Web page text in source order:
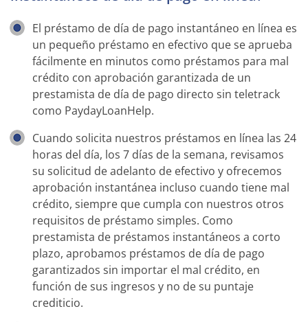
El préstamo de día de pago instantáneo en línea es
un pequeño préstamo en efectivo que se aprueba
fácilmente en minutos como préstamos para mal
crédito con aprobación garantizada de un
prestamista de día de pago directo sin teletrack
como PaydayLoanHelp.
Cuando solicita nuestros préstamos en línea las 24
horas del día, los 7 días de la semana, revisamos
su solicitud de adelanto de efectivo y ofrecemos
aprobación instantánea incluso cuando tiene mal
crédito, siempre que cumpla con nuestros otros
requisitos de préstamo simples. Como
prestamista de préstamos instantáneos a corto
plazo, aprobamos préstamos de día de pago
garantizados sin importar el mal crédito, en
función de sus ingresos y no de su puntaje
crediticio.